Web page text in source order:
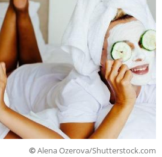
©Alena Ozerova/Shutterstock.com